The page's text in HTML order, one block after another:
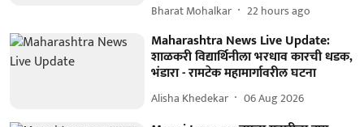
Bharat Mohalkar 22 hours ago
Maharashtra News Live Update:
शाळकरी विद्यार्थिनीला भरधाव कारची धडक,
भंडारा - रामटेक महामार्गावरील घटना
Alisha Khedekar 06 Aug 2026